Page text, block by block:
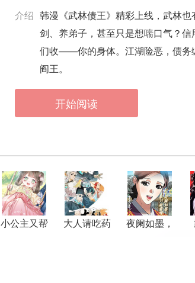
介绍 韩漫《武林债王》精彩上线，武林
剑、养弟子，甚至只是想喘口气？
们收——你的身体。江湖险恶，债务
阎王。
开始阅读
小公主又帮
大人请吃药
夜阑如墨，